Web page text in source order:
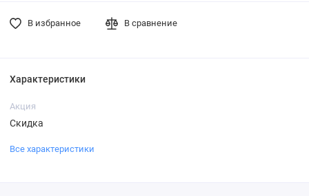
В избранное В сравнение
Характеристики
Акция
Скидка
Все характеристики